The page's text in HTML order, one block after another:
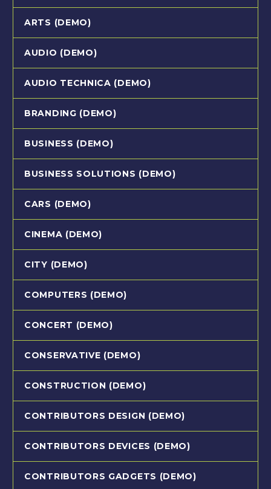
ARTS (DEMO)
AUDIO (DEMO)
AUDIO TECHNICA (DEMO)
BRANDING (DEMO)
BUSINESS (DEMO)
BUSINESS SOLUTIONS (DEMO)
CARS (DEMO)
CINEMA (DEMO)
CITY (DEMO)
COMPUTERS (DEMO)
CONCERT (DEMO)
CONSERVATIVE (DEMO)
CONSTRUCTION (DEMO)
CONTRIBUTORS DESIGN (DEMO)
CONTRIBUTORS DEVICES (DEMO)
CONTRIBUTORS GADGETS (DEMO)